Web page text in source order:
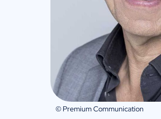
© Premium Communication